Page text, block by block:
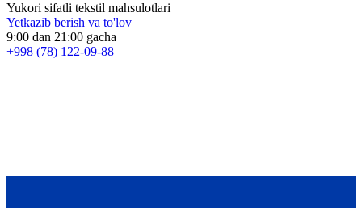
Yukori sifatli tekstil mahsulotlari
Yetkazib berish va to'lov
9:00 dan 21:00 gacha
+998 (78) 122-09-88